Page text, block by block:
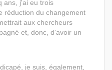
ans, j'ai eu trois
réduction du changement
aux chercheurs
et, donc, d'avoir un
je suis, également,